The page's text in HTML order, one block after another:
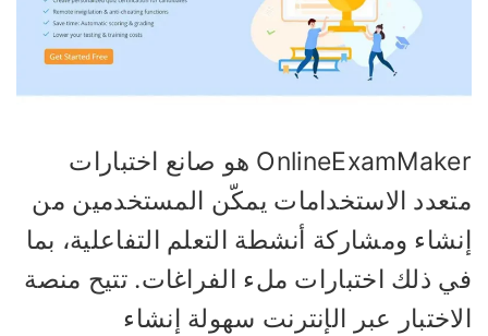
OnlineExamMaker هو صانع اختبارات
الاستخدامات يمكّن المستخدمين من
ومشاركة أنشطة التعلم التفاعلية، بما
ذلك اختبارات ملء الفراغات. تتيح منصة
عبر الإنترنت سهولة إنشاء